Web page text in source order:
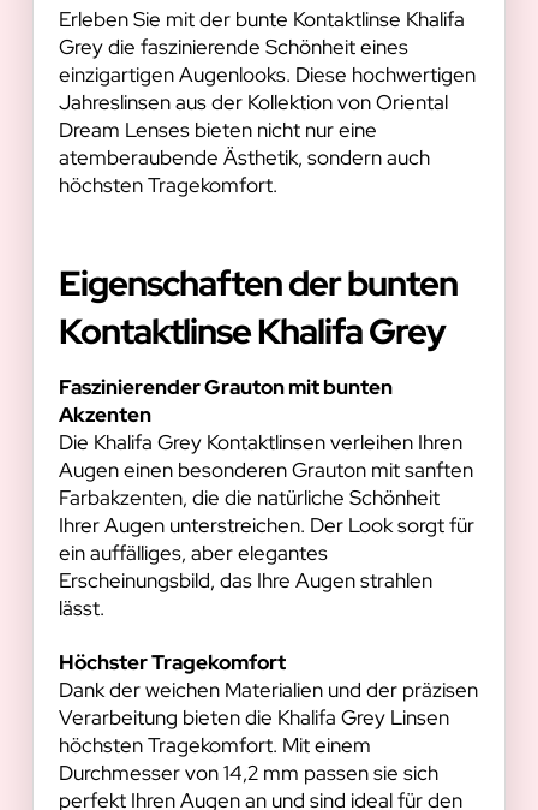
Erleben Sie mit der bunte Kontaktlinse Khalifa
Grey die faszinierende Schönheit eines
einzigartigen Augenlooks. Diese hochwertigen
Jahreslinsen aus der Kollektion von Oriental
Dream Lenses bieten nicht nur eine
atemberaubende Ästhetik, sondern auch
höchsten Tragekomfort.
Eigenschaften der bunten
Kontaktlinse Khalifa Grey
Faszinierender Grauton mit bunten
Akzenten
Die Khalifa Grey Kontaktlinsen verleihen Ihren
Augen einen besonderen Grauton mit sanften
Farbakzenten, die die natürliche Schönheit
Ihrer Augen unterstreichen. Der Look sorgt für
ein auffälliges, aber elegantes
Erscheinungsbild, das Ihre Augen strahlen
lässt.
Höchster Tragekomfort
Dank der weichen Materialien und der präzisen
Verarbeitung bieten die Khalifa Grey Linsen
höchsten Tragekomfort. Mit einem
Durchmesser von 14,2 mm passen sie sich
perfekt Ihren Augen an und sind ideal für den